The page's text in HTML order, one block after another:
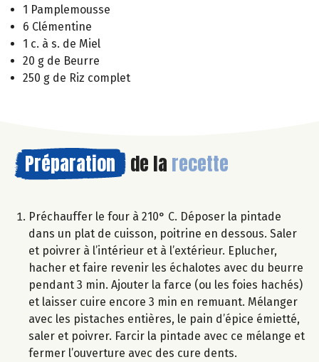
1 Pamplemousse
6 Clémentine
1 c. à s. de Miel
20 g de Beurre
250 g de Riz complet
Préparation de la recette
Préchauffer le four à 210° C. Déposer la pintade
dans un plat de cuisson, poitrine en dessous. Saler
et poivrer à l’intérieur et à l’extérieur. Eplucher,
hacher et faire revenir les échalotes avec du beurre
pendant 3 min. Ajouter la farce (ou les foies hachés)
et laisser cuire encore 3 min en remuant. Mélanger
avec les pistaches entières, le pain d’épice émietté,
saler et poivrer. Farcir la pintade avec ce mélange et
fermer l’ouverture avec des cure dents.